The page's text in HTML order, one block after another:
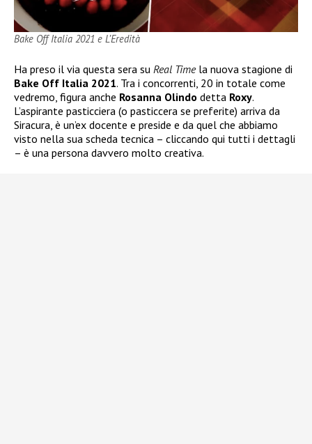
Bake Off Italia 2021 e L’Eredità
Ha preso il via questa sera su Real Timela nuova stagione di
Bake Off Italia 2021. Tra i concorrenti, 20 in totale come
vedremo, figura anche Rosanna Olindo detta Roxy.
L’aspirante pasticciera (o pasticcera se preferite) arriva da
Siracura, è un’ex docente e preside e da quel che abbiamo
visto nella sua scheda tecnica – cliccando qui tutti i dettagli
– è una persona davvero molto creativa.